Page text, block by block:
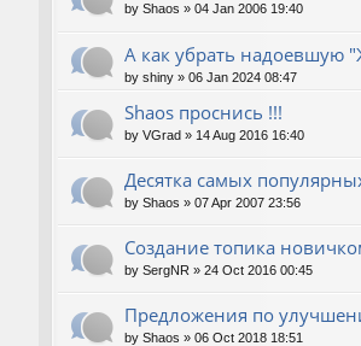
by Shaos » 04 Jan 2006 19:40
А как убрать надоевшую
by shiny » 06 Jan 2024 08:47
Shaos проснись !!!
by VGrad » 14 Aug 2016 16:40
Десятка самых
by Shaos » 07 Apr 2007 23:56
Создание топика
by SergNR » 24 Oct 2016 00:45
Предложения по
by Shaos » 06 Oct 2018 18:51